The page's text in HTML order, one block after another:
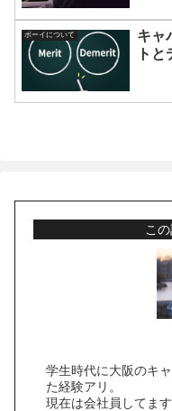
ボーイについて
キャ
ト
こ
学生時代に大阪のキ
た経験アリ。
現在は会社員してます